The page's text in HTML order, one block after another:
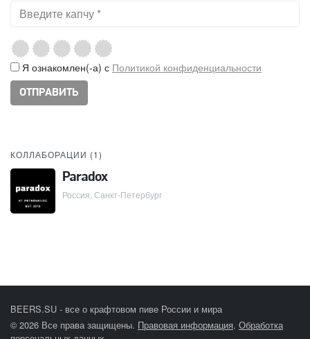
Я ознакомлен(-а) с Политикой конфиденциальности
КОЛЛАБОРАЦИИ (1)
Paradox
Россия, Санкт-Петербург
BEERS.SU - все о крафтовом пиве России и мира
© 2026 Все права защищены. Правовая информация. Обработка